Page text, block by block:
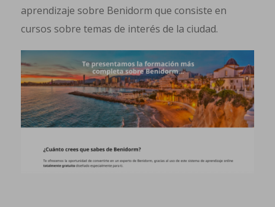
aprendizaje sobre Benidorm que consiste en
cursos sobre temas de interés de la ciudad.